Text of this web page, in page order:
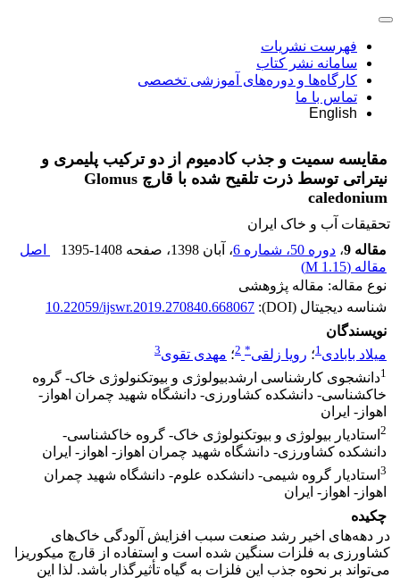
فهرست نشریات
سامانه نشر کتاب
کارگاه‌ها و دوره‌های آموزشی تخصصی
تماس با ما
English
مقایسه سمیت و جذب کادمیوم از دو ترکیب پلیمری و
نیتراتی توسط ذرت تلقیح شده با قارچ Glomus
caledonium
تحقیقات آب و خاک ایران
مقاله 9
، دوره 50، شماره 6 ، آبان 1398 ، صفحه 1395-1408
اصل
مقاله (1.15 M
)
نوع مقاله: مقاله پژوهشی
شناسه دیجیتال (DOI):
10.22059/ijswr.2019.270840.668067
نویسندگان
میلاد بابادی1؛ رویا زلقی*
2؛ مهدی تقوی3
1دانشجوی کارشناسی ارشدبیولوژی و بیوتکنولوژی خاک- گروه
خاکشناسی- دانشکده کشاورزی- دانشگاه شهید چمران اهواز-
اهواز- ایران
2 استادیار بیولوژی و بیوتکنولوژی خاک- گروه خاکشناسی-
دانشکده کشاورزی- دانشگاه شهید چمران اهواز- اهواز- ایران
3 استادیار گروه شیمی- دانشکده علوم- دانشگاه شهید چمران
اهواز- اهواز- ایران
چکیده
در دهه‌های اخیر رشد صنعت سبب افزایش آلودگی خاک‌های
کشاورزی به فلزات سنگین شده است و استفاده از قارچ میکوریزا
می‌تواند بر نحوه جذب این فلزات به گیاه تأثیرگذار باشد. لذا این